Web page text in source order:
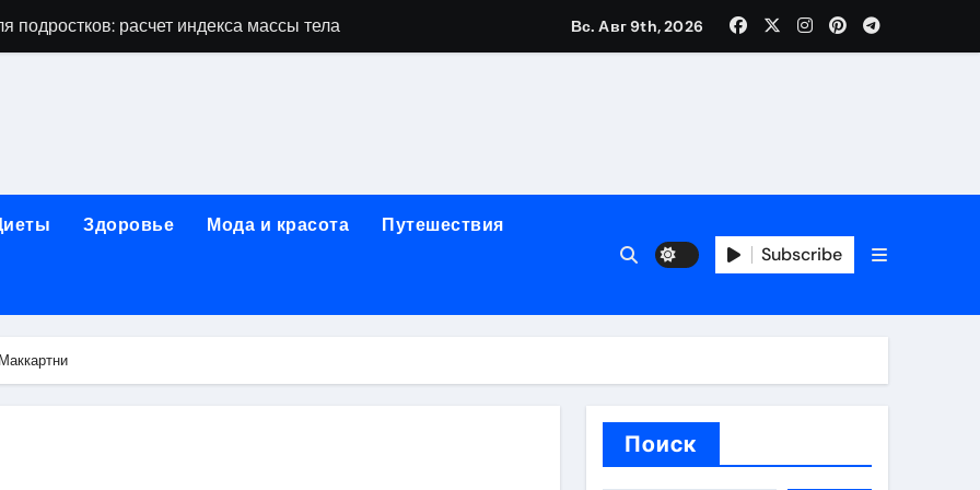
подростков: расчет индекса массы тела и ориентиры по возрасту, росту и полу
процедур и показания к лечению
неопределённость устойчивости в условиях неопределённости
региона: современные подходы, показания и риски
в салонах красоты
и сибирским городом: варианты маршрутов, тарифы и советы по планированию поездки
Вс. Авг 9th, 2026
Здоровье Мода и красота Путешествия
Subscribe
Поиск